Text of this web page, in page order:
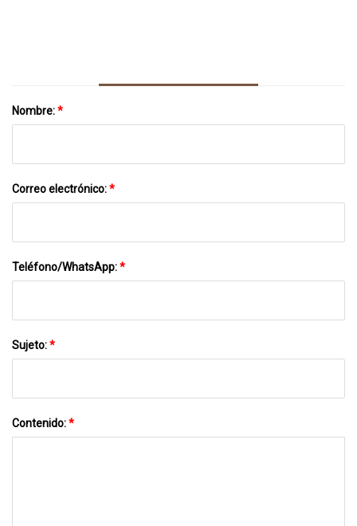
Nombre:*
Correo electrónico:*
Teléfono/WhatsApp:*
Sujeto:*
Contenido:*